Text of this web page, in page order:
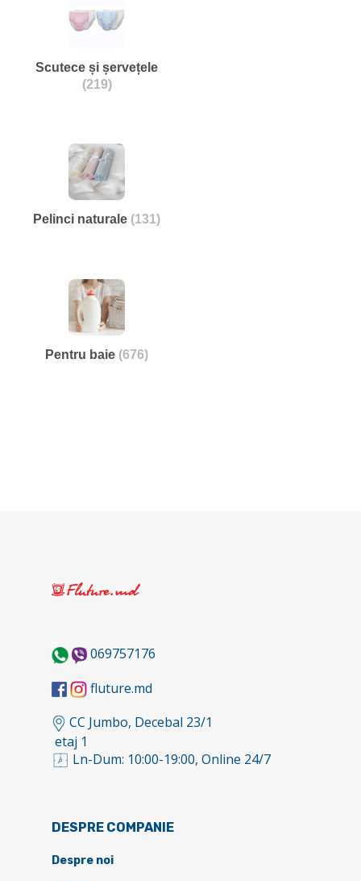
Scutece și șervețele
(219)
Pelinci naturale (131)
Pentru baie (676)
069757176
fluture.md
CC Jumbo, Decebal 23/1
etaj 1
Ln-Dum: 10:00-19:00, Online 24/7
DESPRE COMPANIE
Despre noi